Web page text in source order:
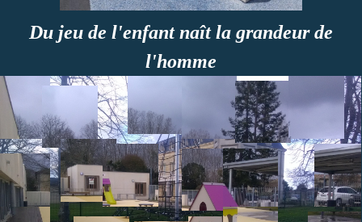
Du jeu de l'enfant naît la grandeur de
l'homme